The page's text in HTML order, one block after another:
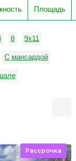
Площадь
8 9х11
С мансардой
Рассрочка